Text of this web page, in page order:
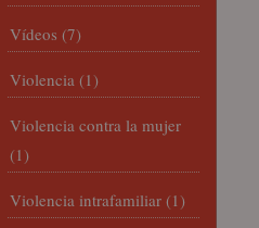
Vídeos (7)
Violencia (1)
Violencia contra la mujer
(1)
Violencia intrafamiliar (1)